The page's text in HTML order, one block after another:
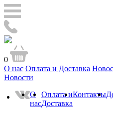
0
О нас Оплата и Доставка
Новости
О
нас
Оплата и
Доставка
Контакты